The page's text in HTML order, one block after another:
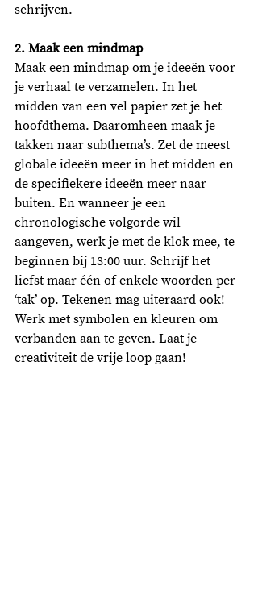
schrijven.
2. Maak een mindmap
Maak een mindmap om je ideeën voor
je verhaal te verzamelen. In het
midden van een vel papier zet je het
hoofdthema. Daaromheen maak je
takken naar subthema’s. Zet de meest
globale ideeën meer in het midden en
de specifiekere ideeën meer naar
buiten. En wanneer je een
chronologische volgorde wil
aangeven, werk je met de klok mee, te
beginnen bij 13:00 uur. Schrijf het
liefst maar één of enkele woorden per
‘tak’ op. Tekenen mag uiteraard ook!
Werk met symbolen en kleuren om
verbanden aan te geven. Laat je
creativiteit de vrije loop gaan!